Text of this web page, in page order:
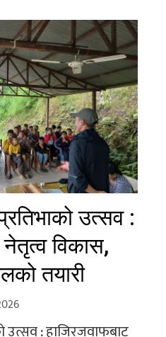
उत्सव :
विकास,
तयारी
उत्सव : हाजिरजवाफबाट